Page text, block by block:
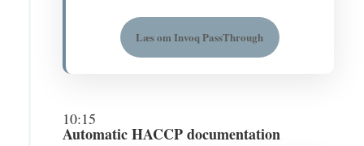
Læs om Invoq PassThrough
10:15
Automatic HACCP documentation